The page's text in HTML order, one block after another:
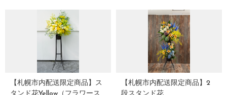
【札幌市内配送限定商品】ス
【札幌市内配送限定商品】2